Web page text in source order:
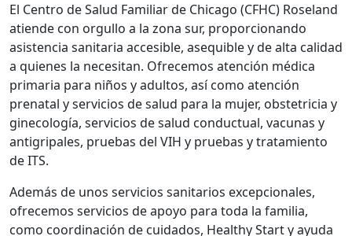
El Centro de Salud Familiar de Chicago (CFHC) Roseland
atiende con orgullo a la zona sur, proporcionando
asistencia sanitaria accesible, asequible y de alta calidad
a quienes la necesitan. Ofrecemos atención médica
primaria para niños y adultos, así como atención
prenatal y servicios de salud para la mujer, obstetricia y
ginecología, servicios de salud conductual, vacunas y
antigripales, pruebas del VIH y pruebas y tratamiento
de ITS.
Además de unos servicios sanitarios excepcionales,
ofrecemos servicios de apoyo para toda la familia,
como coordinación de cuidados, Healthy Start y ayuda